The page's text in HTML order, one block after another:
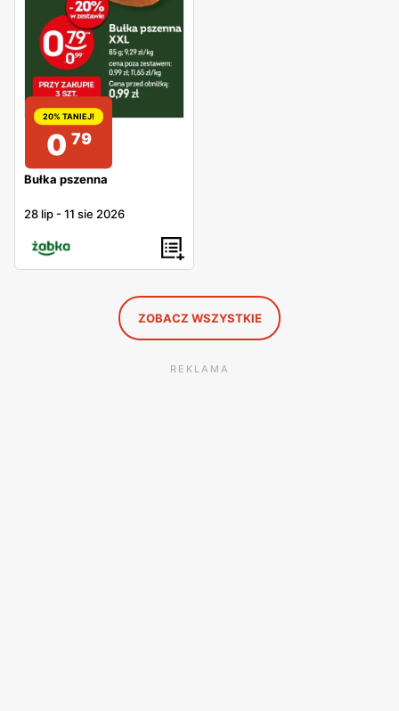
20% TANIEJ!
0 79
Bułka pszenna
28 lip -11 sie 2026
ZOBACZ WSZYSTKIE
REKLAMA